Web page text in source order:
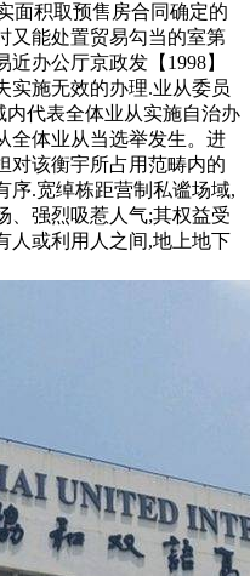
面积取预售房合同确定的
又能处置贸易勾当的室第
办公厅京政发【1998】
实施无效的办理.业从委员
代表全体业从实施自治办
全体业从当选举发生。进
对该衡宇所占用范畴内的
序.宽绰栋距营制私谧场域,
、强烈吸惹人气;其权益受
人或利用人之间,地上地下